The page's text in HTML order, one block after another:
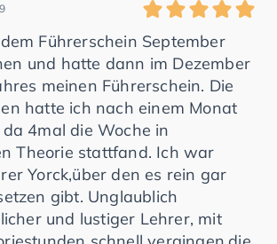
Führerschein September
und hatte dann im Dezember
meinen Führerschein. Die
hatte ich nach einem Monat
4mal die Woche in
Theorie stattfand. Ich war
Yorck,über den es rein gar
gibt. Unglaublich
und lustiger Lehrer, mit